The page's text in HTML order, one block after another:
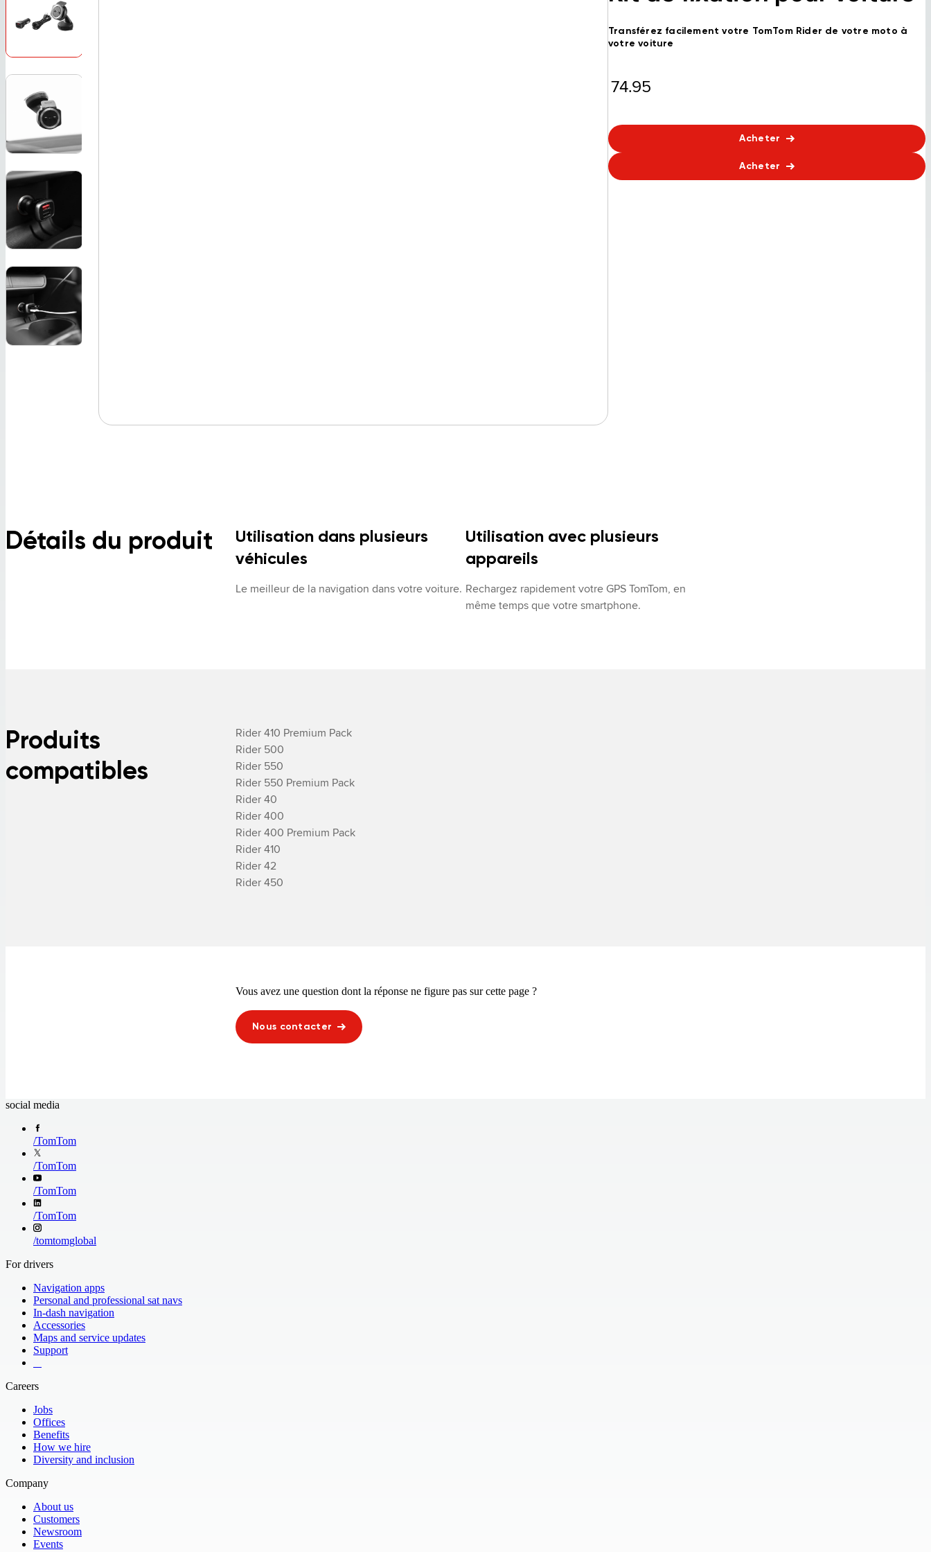
Transférez facilement votre TomTom Rider de votre moto à
votre voiture
74.95
Acheter
Acheter
Détails du produit
Utilisation dans plusieurs
véhicules
Le meilleur de la navigation dans votre voiture.
Utilisation avec plusieurs
appareils
Rechargez rapidement votre GPS TomTom, en
même temps que votre smartphone.
Produits
compatibles
Rider 410 Premium Pack
Rider 500
Rider 550
Rider 550 Premium Pack
­Rider 40
­Rider 400
­Rider 400 Premium Pack
­Rider 410
­Rider 42
­Rider 450
Vous avez une question dont la réponse ne figure pas sur cette page ?
Nous contacter
social media
/TomTom
/TomTom
/TomTom
/TomTom
/tomtomglobal
For drivers
Navigation apps
Personal and professional sat navs
In-dash navigation
Accessories
Maps and service updates
Support
Careers
Jobs
Offices
Benefits
How we hire
Diversity and inclusion
Company
About us
Customers
Newsroom
Events